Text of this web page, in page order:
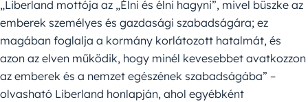
„Liberland mottója az „Élni és élni hagyni”, mivel büszke az
emberek személyes és gazdasági szabadságára; ez
magában foglalja a kormány korlátozott hatalmát, és
azon az elven működik, hogy minél kevesebbet avatkozzon
az emberek és a nemzet egészének szabadságába” –
olvasható Liberland honlapján, ahol egyébként